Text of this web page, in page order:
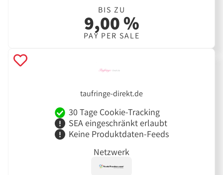
BIS ZU
9,00 %
PAY PER SALE
taufringe-direkt.de
30 Tage Cookie-Tracking
SEA eingeschränkt erlaubt
Keine Produktdaten-Feeds
Netzwerk